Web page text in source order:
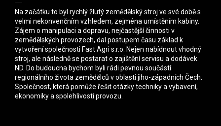
Na začátku to byl rychlý žlutý zemědělský stroj ve své době s
velmi nekonvenčním vzhledem, zejména umístěním kabiny.
Zájem o manipulaci a dopravu, nejčastější činnosti v
zemědělských provozech, dal postupem času základ k
vytvoření společnosti Fast Agri s.r.o. Nejen nabídnout vhodný
stroj, ale následně se postarat o zajištění servisu a dodávek
ND. Do budoucna bychom byli rádi pevnou součástí
regionálního života zemědělců v oblasti jiho-západních Čech.
Společnost, která pomůže řešit otázky techniky a vybavení,
ekonomiky a spolehlivosti provozu.